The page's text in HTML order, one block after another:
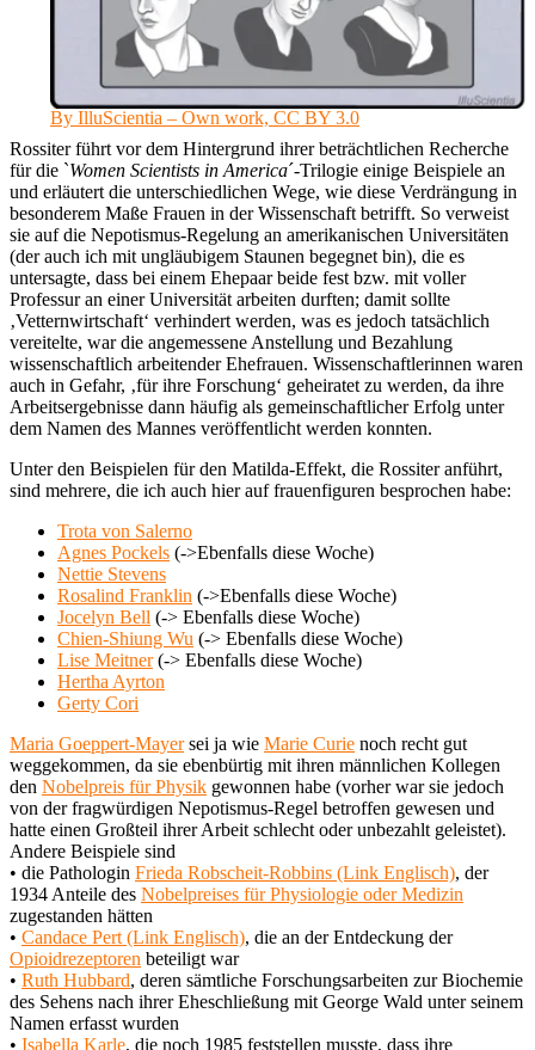
By IlluScientia – Own work, CC BY 3.0
Rossiter führt vor dem Hintergrund ihrer beträchtlichen Recherche
für die `Women Scientists in America´-Trilogie einige Beispiele an
und erläutert die unterschiedlichen Wege, wie diese Verdrängung in
besonderem Maße Frauen in der Wissenschaft betrifft. So verweist
sie auf die Nepotismus-Regelung an amerikanischen Universitäten
(der auch ich mit ungläubigem Staunen begegnet bin), die es
untersagte, dass bei einem Ehepaar beide fest bzw. mit voller
Professur an einer Universität arbeiten durften; damit sollte
‚Vetternwirtschaft‘ verhindert werden, was es jedoch tatsächlich
vereitelte, war die angemessene Anstellung und Bezahlung
wissenschaftlich arbeitender Ehefrauen. Wissenschaftlerinnen waren
auch in Gefahr, ‚für ihre Forschung‘ geheiratet zu werden, da ihre
Arbeitsergebnisse dann häufig als gemeinschaftlicher Erfolg unter
dem Namen des Mannes veröffentlicht werden konnten.
Unter den Beispielen für den Matilda-Effekt, die Rossiter anführt,
sind mehrere, die ich auch hier auf frauenfiguren besprochen habe:
Trota von Salerno
Agnes Pockels (->Ebenfalls diese Woche)
Nettie Stevens
Rosalind Franklin (->Ebenfalls diese Woche)
Jocelyn Bell (-> Ebenfalls diese Woche)
Chien-Shiung Wu (-> Ebenfalls diese Woche)
Lise Meitner(-> Ebenfalls diese Woche)
Hertha Ayrton
Gerty Cori
Maria Goeppert-Mayersei ja wie Marie Curie noch recht gut
weggekommen, da sie ebenbürtig mit ihren männlichen Kollegen
den Nobelpreis für Physik gewonnen habe (vorher war sie jedoch
von der fragwürdigen Nepotismus-Regel betroffen gewesen und
hatte einen Großteil ihrer Arbeit schlecht oder unbezahlt geleistet).
Andere Beispiele sind
• die Pathologin Frieda Robscheit-Robbins (Link Englisch), der
1934 Anteile des Nobelpreises für Physiologie oder Medizin
zugestanden hätten
• Candace Pert (Link Englisch), die an der Entdeckung der
Opioidrezeptoren beteiligt war
• Ruth Hubbard, deren sämtliche Forschungsarbeiten zur Biochemie
des Sehens nach ihrer Eheschließung mit George Wald unter seinem
Namen erfasst wurden
• Isabella Karle, die noch 1985 feststellen musste, dass ihre